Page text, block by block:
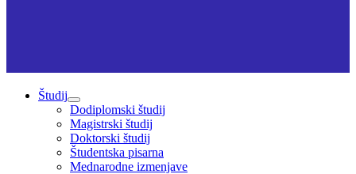
Študij
Dodiplomski študij
Magistrski študij
Doktorski študij
Študentska pisarna
Mednarodne izmenjave